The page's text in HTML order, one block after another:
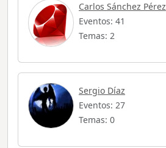
Carlos Sánchez Pérez
Eventos: 41
Temas: 2
Sergio Díaz
Eventos: 27
Temas: 0